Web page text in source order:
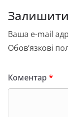
Залишити
Ваша e-mail
Обов’язкові
Коментар*